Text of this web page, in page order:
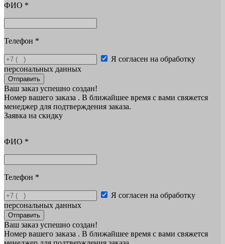
ФИО *
Телефон *
Я согласен на обработку
персональных данных
Отправить
Ваш заказ успешно создан!
Номер вашего заказа . В ближайшее время с вами свяжется
менеджер для подтверждения заказа.
Заявка на скидку
ФИО *
Телефон *
Я согласен на обработку
персональных данных
Отправить
Ваш заказ успешно создан!
Номер вашего заказа . В ближайшее время с вами свяжется